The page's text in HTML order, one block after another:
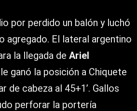
por perdido un balón y luchó
agregado. El lateral argentino
la llegada de Ariel
ganó la posición a Chiquete
de cabeza al 45+1’. Gallos
perforar la portería